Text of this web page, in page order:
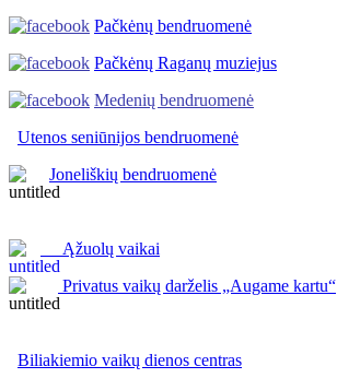
Pačkėnų bendruomenė
Pačkėnų Raganų muziejus
Medenių bendruomenė
Utenos seniūnijos bendruomenė
Joneliškių bendruomenė
Ąžuolų vaikai
Privatus vaikų darželis „Augame kartu“
Biliakiemio vaikų dienos centras